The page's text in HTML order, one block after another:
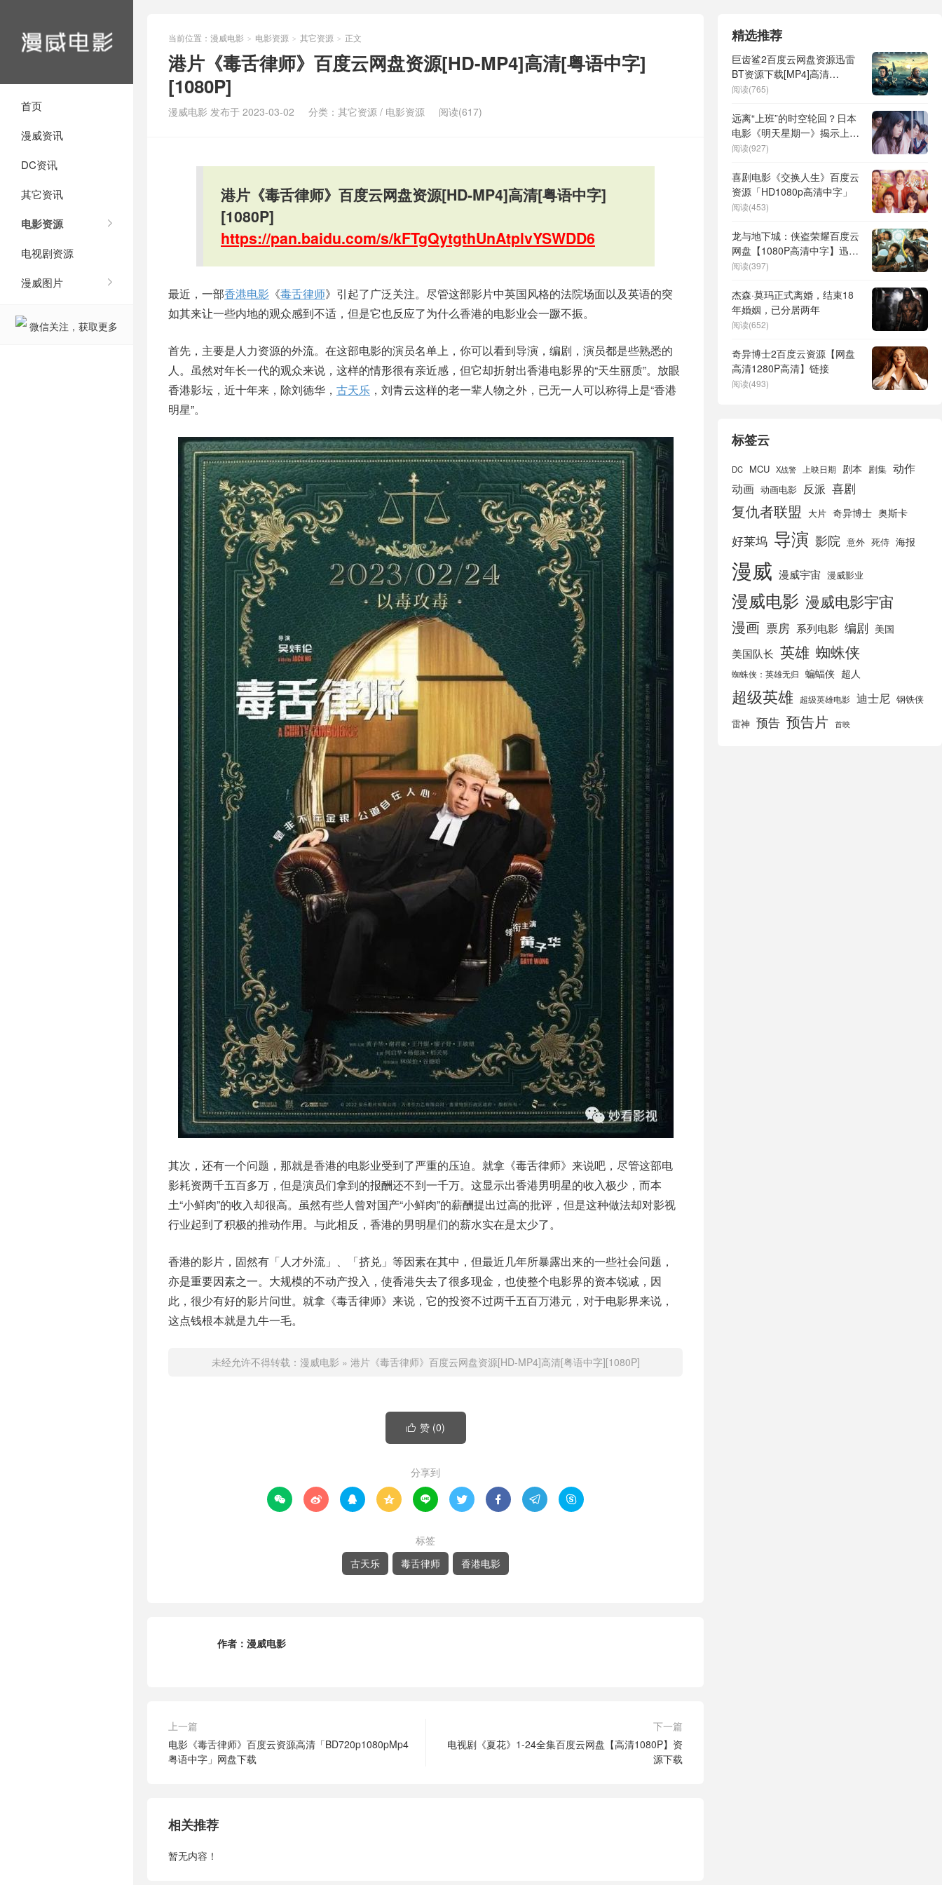
首页
漫威资讯
DC资讯
其它资讯
电影资源
电视剧资源
漫威图片
微信关注，获取更多
当前位置： 漫威电影 > 电影资源 > 其它资源 > 正文
港片《毒舌律师》百度云网盘资源[HD-MP4]高清[粤语中字]
[1080P]
漫威电影 发布于 2023-03-02 分类： 其它资源 / 电影资源 阅读(617)
港片《毒舌律师》百度云网盘资源[HD-MP4]高清[粤语中字]
[1080P]
https://pan.baidu.com/s/kFTgQytgthUnAtplvYSWDD6
最近，一部香港电影 《毒舌律师》引起了广泛关注。尽管这部影片中英国风格的法院场面以及英语的突
如其来让一些内地的观众感到不适，但是它也反应了为什么香港的电影业会一蹶不振。
首先，主要是人力资源的外流。在这部电影的演员名单上，你可以看到导演，编剧，演员都是些熟悉的
人。虽然对年长一代的观众来说，这样的情形很有亲近感，但它却折射出香港电影界的“天生丽质”。放眼
香港影坛，近十年来，除刘德华， 古天乐 ，刘青云这样的老一辈人物之外，已无一人可以称得上是“香港
明星”。
其次，还有一个问题，那就是香港的电影业受到了严重的压迫。就拿《毒舌律师》来说吧，尽管这部电
影耗资两千五百多万，但是演员们拿到的报酬还不到一千万。这显示出香港男明星的收入极少，而本
土“小鲜肉”的收入却很高。虽然有些人曾对国产“小鲜肉”的薪酬提出过高的批评，但是这种做法却对影视
行业起到了积极的推动作用。与此相反，香港的男明星们的薪水实在是太少了。
香港的影片，固然有「人才外流」、「挤兑」等因素在其中，但最近几年所暴露出来的一些社会问题，
亦是重要因素之一。大规模的不动产投入，使香港失去了很多现金，也使整个电影界的资本锐减，因
此，很少有好的影片问世。就拿《毒舌律师》来说，它的投资不过两千五百万港元，对于电影界来说，
这点钱根本就是九牛一毛。
未经允许不得转载： 漫威电影 » 港片《毒舌律师》百度云网盘资源[HD-MP4]高清[粤语中字][1080P]
 赞 (0)
分享到
        
标签
古天乐
毒舌律师 香港电影
作者： 漫威电影
上一篇
电影《毒舌律师》百度云资源高清「BD720p1080pMp4
粤语中字」网盘下载
下一篇
电视剧《夏花》1-24全集百度云网盘【高清1080P】资
源下载
相关推荐
暂无内容！
精选推荐
巨齿鲨2百度云网盘资源迅雷
BT资源下载[MP4]高清
[HD1280p中英字幕]
阅读(765)
远离“上班”的时空轮回？日本
电影《明天星期一》揭示上班
族最不愿听到的五个字
阅读(927)
喜剧电影《交换人生》百度云
资源「HD1080p高清中字」
阅读(453)
龙与地下城：侠盗荣耀百度云
网盘【1080P高清中字】迅雷
资源免费下载
阅读(397)
杰森·莫玛正式离婚，结束18
年婚姻，已分居两年
阅读(652)
奇异博士2百度云资源【网盘
高清1280P高清】链接
阅读(493)
标签云
DC MCU X战警 上映日期 剧本 剧集 动作
动画 动画电影 反派 喜剧
复仇者联盟 大片 奇异博士 奥斯卡
好莱坞 导演 影院 意外 死侍 海报
漫威 漫威宇宙 漫威影业
漫威电影 漫威电影宇宙
漫画 票房 系列电影 编剧 美国
美国队长 英雄 蜘蛛侠
蜘蛛侠：英雄无归 蝙蝠侠 超人
超级英雄 超级英雄电影 迪士尼 钢铁侠
雷神 预告 预告片 首映